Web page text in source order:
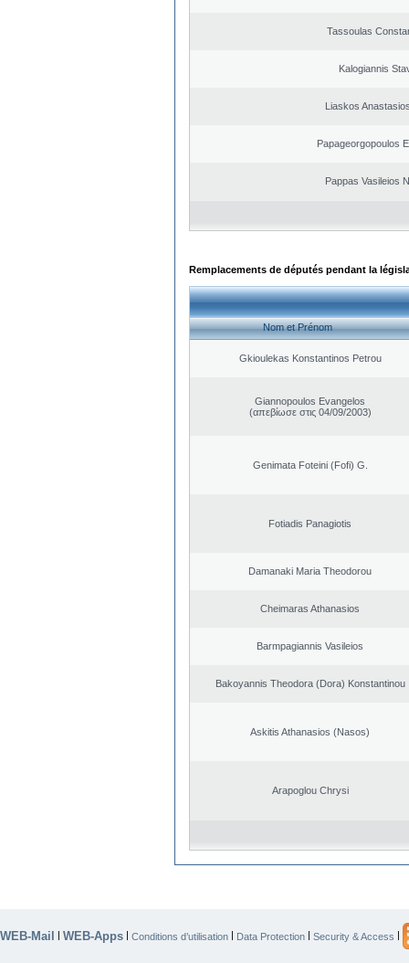
Tassoulas
Kalogiannis
Liaskos
Papageorgopoulos
Pappas Vasileios
Remplacements de députés pendant la
Nom et Prénom
Gkioulekas Konstantinos Petrou
Giannopoulos Evangelos
(απεβίωσε στις 04/09/2003)
Genimata Foteini (Fofi) G.
Fotiadis Panagiotis
Damanaki Maria Theodorou
Cheimaras Athanasios
Barmpagiannis Vasileios
Bakoyannis Theodora (Dora) Konstantinou
Askitis Athanasios (Nasos)
Arapoglou Chrysi
WEB-Mail | WEB-Apps | Conditions d’utilisation | Data Protection | Security & Access |